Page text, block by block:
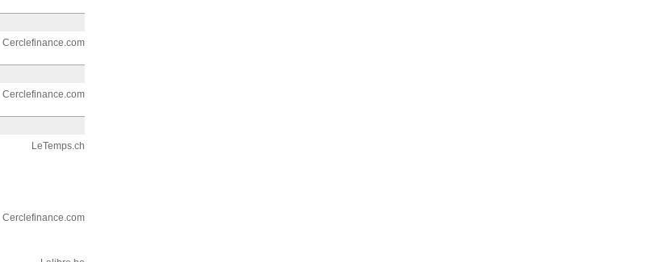
Cerclefinance.com
Cerclefinance.com
LeTemps.ch
Cerclefinance.com